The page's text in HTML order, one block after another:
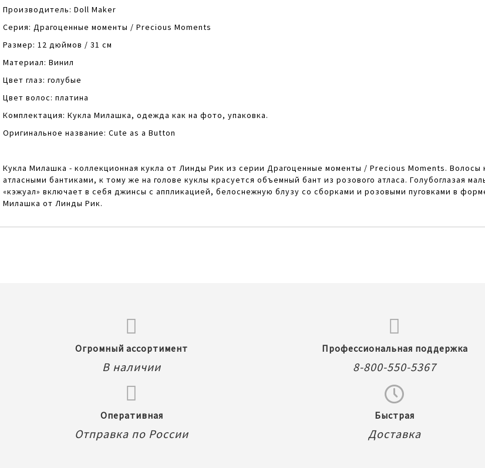
Производитель: Doll Maker
Серия: Драгоценные моменты / Precious Moments
Размер: 12 дюймов / 31 см
Материал: Винил
Цвет глаз: голубые
Цвет волос: платина
Комплектация: Кукла Милашка, одежда как на фото, упаковка.
Оригинальное название: Cute as a Button
Кукла Милашка - коллекционная кукла от Линды Рик из серии Драгоценные моменты / Precious Moments .
атласными бантиками, к тому же на голове куклы красуется объемный бант из розового атласа. Голубоглазая
«кэжуал» включает в себя джинсы с аппликацией, белоснежную блузу со сборками и розовыми пуговками в
Милашка от Линды Рик.
Огромный ассортимент
В наличии
Профессиональная поддержка
8-800-550-5367
Оперативная
Отправка по России
Быстрая
Доставка